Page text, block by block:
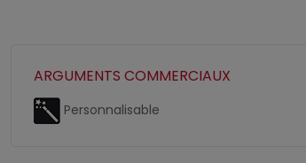
ARGUMENTS COMMERCIAUX
Personnalisable